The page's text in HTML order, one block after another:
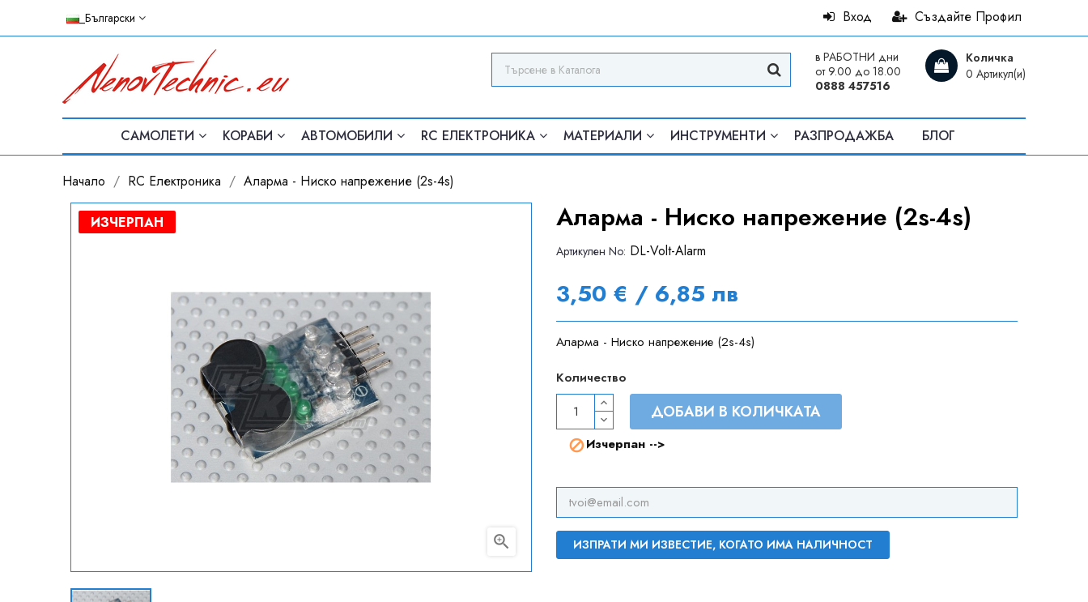
_Български Създайте Профил
Вход
Количка
0 Артикул(и)
в РАБОТНИ дни
от 9.00 до 18.00
0888 457516
САМОЛЕТИ КОРАБИ АВТОМОБИЛИ RC ЕЛЕКТРОНИКА МАТЕРИАЛИ ИНСТРУМЕНТИ РАЗПРОДАЖБА БЛОГ
Начало RC Електроника Аларма - Ниско напрежение (2s-4s)
ИЗЧЕРПАН

Аларма - Ниско напрежение (2s-4s)
Артикулен Nо: DL-Volt-Alarm
3,50 € / 6,85 лв
Аларма - Ниско напрежение (2s-4s)
Количество
ДОБАВИ В КОЛИЧКАТА
 Изчерпан -->
ИЗПРАТИ МИ ИЗВЕСТИЕ, КОГАТО ИМА НАЛИЧНОСТ